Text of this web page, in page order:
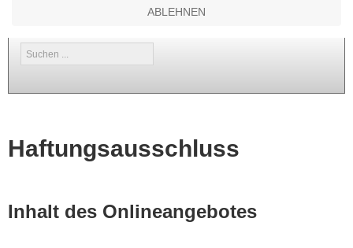
Suchen
...
Haftungsausschluss
Inhalt des Onlineangebotes
ABLEHNEN